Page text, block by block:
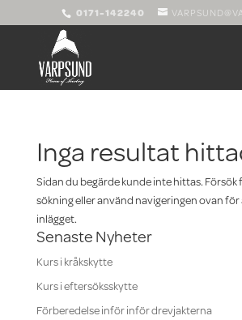
0171-142240
Inga resultat
Sidan du begärde kunde inte hittas.
sökning eller använd navigeringen ovan
inlägget.
Senaste Nyheter
Kurs i kråkskytte
Kurs i eftersöksskytte
Förberedelse inför inför drevjakterna